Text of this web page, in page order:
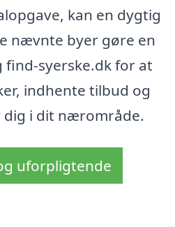
kan en dygtig
nævnte byer gøre en
find-syerske.dk for at
indhente tilbud og
i dit nærområde.
uforpligtende